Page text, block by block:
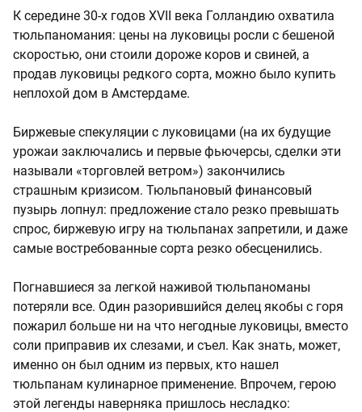
К середине 30-х годов XVII века Голландию охватила
тюльпаномания: цены на луковицы росли с бешеной
скоростью, они стоили дороже коров и свиней, а
продав луковицы редкого сорта, можно было купить
неплохой дом в Амстердаме.
Биржевые спекуляции с луковицами (на их будущие
урожаи заключались и первые фьючерсы, сделки эти
называли «торговлей ветром») закончились
страшным кризисом. Тюльпановый финансовый
пузырь лопнул: предложение стало резко превышать
спрос, биржевую игру на тюльпанах запретили, и даже
самые востребованные сорта резко обесценились.
Погнавшиеся за легкой наживой тюльпаноманы
потеряли все. Один разорившийся делец якобы с горя
пожарил больше ни на что негодные луковицы, вместо
соли приправив их слезами, и съел. Как знать, может,
именно он был одним из первых, кто нашел
тюльпанам кулинарное применение. Впрочем, герою
этой легенды наверняка пришлось несладко: